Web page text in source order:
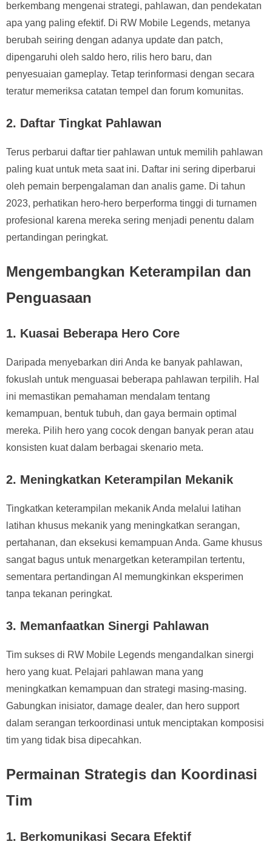
berkembang mengenai strategi, pahlawan, dan pendekatan
apa yang paling efektif. Di RW Mobile Legends, metanya
berubah seiring dengan adanya update dan patch,
dipengaruhi oleh saldo hero, rilis hero baru, dan
penyesuaian gameplay. Tetap terinformasi dengan secara
teratur memeriksa catatan tempel dan forum komunitas.
2. Daftar Tingkat Pahlawan
Terus perbarui daftar tier pahlawan untuk memilih pahlawan
paling kuat untuk meta saat ini. Daftar ini sering diperbarui
oleh pemain berpengalaman dan analis game. Di tahun
2023, perhatikan hero-hero berperforma tinggi di turnamen
profesional karena mereka sering menjadi penentu dalam
pertandingan peringkat.
Mengembangkan Keterampilan dan
Penguasaan
1. Kuasai Beberapa Hero Core
Daripada menyebarkan diri Anda ke banyak pahlawan,
fokuslah untuk menguasai beberapa pahlawan terpilih. Hal
ini memastikan pemahaman mendalam tentang
kemampuan, bentuk tubuh, dan gaya bermain optimal
mereka. Pilih hero yang cocok dengan banyak peran atau
konsisten kuat dalam berbagai skenario meta.
2. Meningkatkan Keterampilan Mekanik
Tingkatkan keterampilan mekanik Anda melalui latihan
latihan khusus mekanik yang meningkatkan serangan,
pertahanan, dan eksekusi kemampuan Anda. Game khusus
sangat bagus untuk menargetkan keterampilan tertentu,
sementara pertandingan AI memungkinkan eksperimen
tanpa tekanan peringkat.
3. Memanfaatkan Sinergi Pahlawan
Tim sukses di RW Mobile Legends mengandalkan sinergi
hero yang kuat. Pelajari pahlawan mana yang
meningkatkan kemampuan dan strategi masing-masing.
Gabungkan inisiator, damage dealer, dan hero support
dalam serangan terkoordinasi untuk menciptakan komposisi
tim yang tidak bisa dipecahkan.
Permainan Strategis dan Koordinasi
Tim
1. Berkomunikasi Secara Efektif